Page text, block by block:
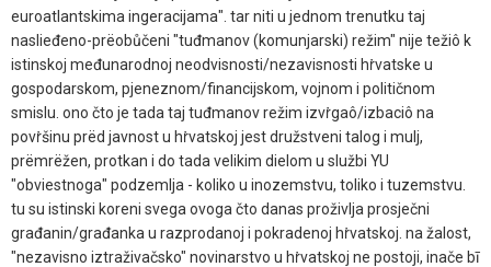
euroatlantskima ingeracijama". tar niti u jednom trenutku taj
naslieđeno-prëobůčeni "tuđmanov (komunjarski) režim" nije težiô k
istinskoj međunarodnoj neodvisnosti/nezavisnosti hṙvatske u
gospodarskom, pjeneznom/financijskom, vojnom i političnom
smislu. ono čto je tada taj tuđmanov režim izvṙgaô/izbaciô na
povṙšinu prëd javnost u hṙvatskoj jest družstveni talog i mulj,
prëmrëžen, protkan i do tada velikim dielom u službi YU
"obviestnoga" podzemlja - koliko u inozemstvu, toliko i tuzemstvu.
tu su istinski koreni svega ovoga čto danas proživlja prosječni
građanin/građanka u razprodanoj i pokradenoj hṙvatskoj. na žalost,
"nezavisno iztraživačsko" novinarstvo u hṙvatskoj ne postoji, inače bī